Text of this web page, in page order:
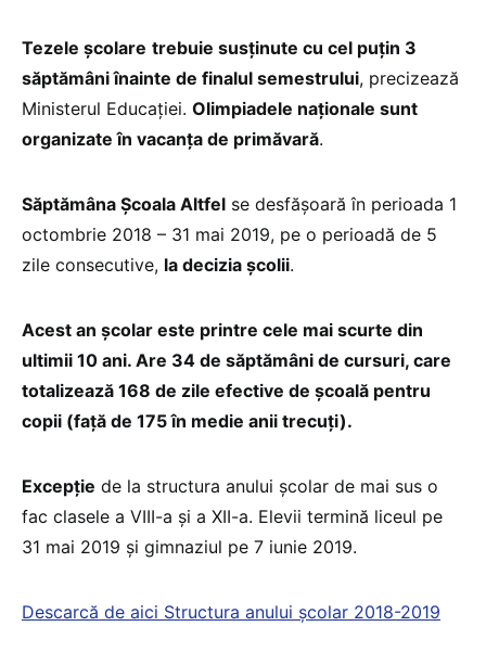
Tezele școlare trebuie susținute cu cel puțin 3
săptămâni înainte de finalul semestrului, precizează
Ministerul Educației. Olimpiadele naționale sunt
organizate în vacanța de primăvară.
Săptămâna Școala Altfel se desfășoară în perioada 1
octombrie 2018 – 31 mai 2019, pe o perioadă de 5
zile consecutive, la decizia școlii.
Acest an școlar este printre cele mai scurte din
ultimii 10 ani. Are 34 de săptămâni de cursuri, care
totalizează 168 de zile efective de școală pentru
copii (față de 175 în medie anii trecuți).
Excepție de la structura anului școlar de mai sus o
fac clasele a VIII-a și a XII-a. Elevii termină liceul pe
31 mai 2019 și gimnaziul pe 7 iunie 2019.
Descarcă de aici Structura anului școlar 2018-2019